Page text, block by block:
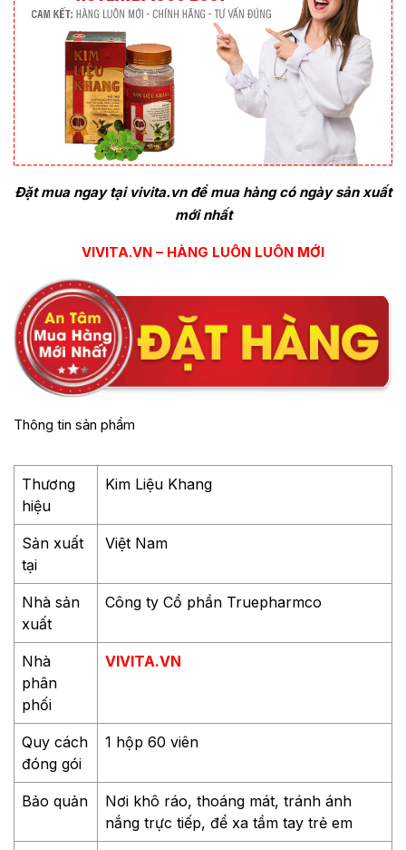
Đặt mua ngay tại vivita.vn để mua hàng có ngày sản xuất
mới nhất
VIVITA.VN – HÀNG LUÔN LUÔN MỚI
Thông tin sản phẩm
Thương
hiệu
Kim Liệu Khang
Sản xuất
tại
Việt Nam
Nhà sản
xuất
Công ty Cổ phần Truepharmco
Nhà
phân
phối
VIVITA.VN
Quy cách
đóng gói
1 hộp 60 viên
Bảo quản
Nơi khô ráo, thoáng mát, tránh ánh
nắng trực tiếp, để xa tầm tay trẻ em